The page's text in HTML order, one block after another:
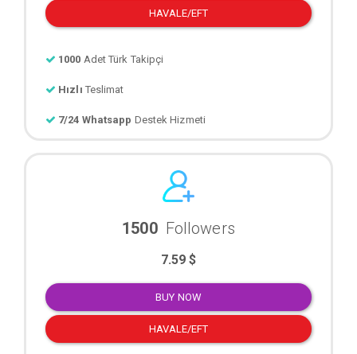
HAVALE/EFT
1000 Adet Türk Takipçi
Hızlı Teslimat
7/24 Whatsapp Destek Hizmeti
1500 Followers
7.59 $
BUY NOW
HAVALE/EFT